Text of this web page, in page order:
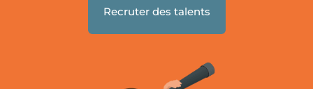
Recruter des talents